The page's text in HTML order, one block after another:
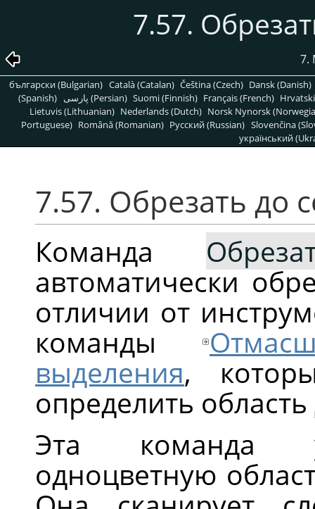
7.57.
7.
български (Bulgarian) Català (Catalan) Čeština (Czech) Dansk (Danish)
(Spanish)
پارسی (Persian) Suomi (Finnish) Français (French)
Lietuvis (Lithuanian) Nederlands (Dutch) Norsk Nynorsk
Portuguese) Română (Romanian) Pусский (Russian) Slovenčina
український
7.57. Обрезать до
Команда
автоматически
отличии от
команды
выделения,
определить
Эта команда
одноцветную